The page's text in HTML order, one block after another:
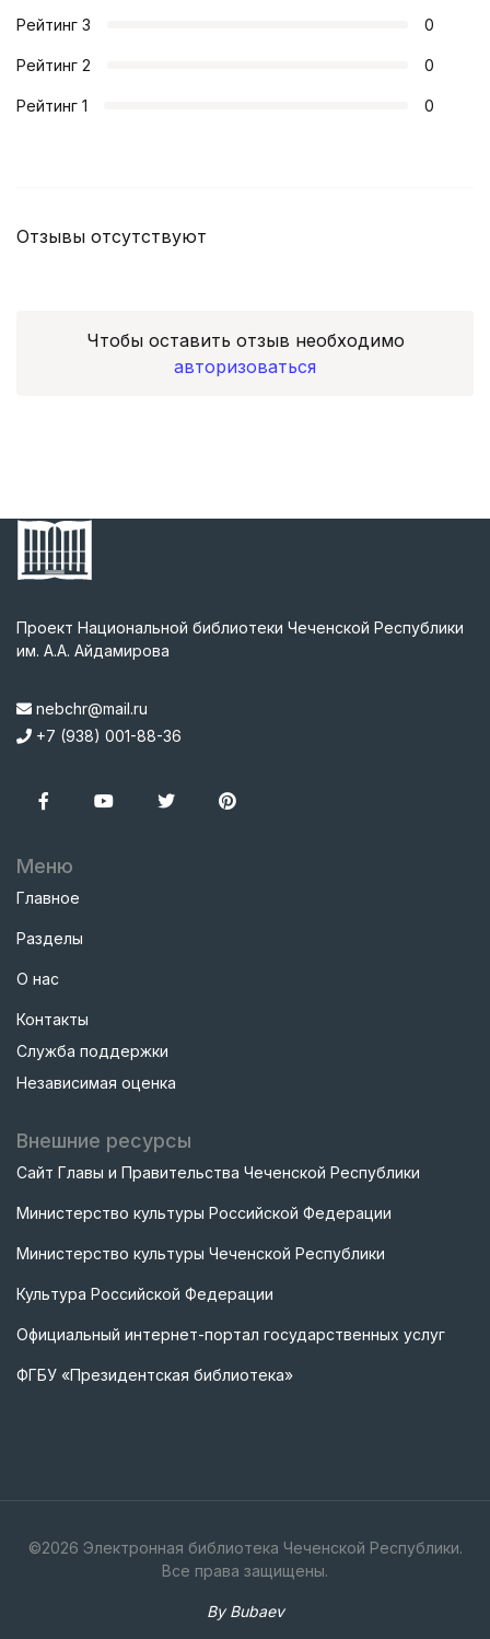
Рейтинг 3 0
Рейтинг 2 0
Рейтинг 1 0
Отзывы отсутствуют
Чтобы оставить отзыв необходимо
авторизоваться
Проект Национальной библиотеки Чеченской Республики
им. А.А. Айдамирова
nebchr@mail.ru
+7 (938) 001-88-36
Меню
Главное
Разделы
О нас
Контакты
Служба поддержки
Независимая оценка
Внешние ресурсы
Сайт Главы и Правительства Чеченской Республики
Министерство культуры Российской Федерации
Министерство культуры Чеченской Республики
Культура Российской Федерации
Официальный интернет-портал государственных услуг
ФГБУ «Президентская библиотека»
©2026 Электронная библиотека Чеченской Республики.
Все права защищены.
By Bubaev